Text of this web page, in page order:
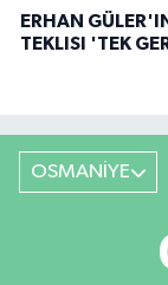
ERHAN
TEKLISI 'TEK
OSMANİYE